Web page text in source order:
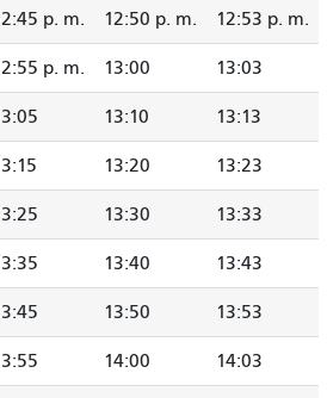
p. m. 12:50 p. m. 12:53 p. m.
p. m. 13:00 13:03
13:10 13:13
13:20 13:23
13:30 13:33
13:40 13:43
13:50 13:53
14:00 14:03